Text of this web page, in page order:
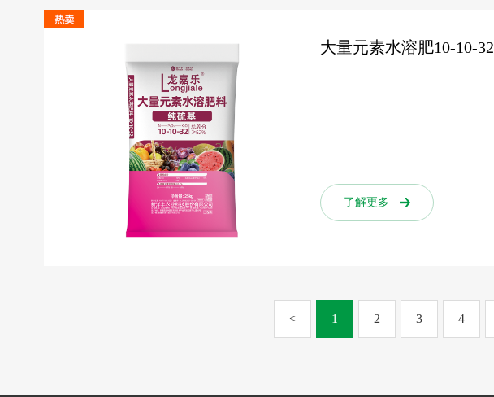
大量元素水溶肥10-10-32
了解更多 了解更多
< 1 2 3 4